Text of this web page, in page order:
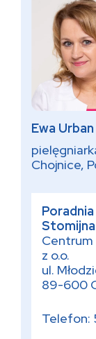
Ewa Urban
Chojnice,
Stomijna
Centrum
z o.o.
ul.
89-600
Telefon: